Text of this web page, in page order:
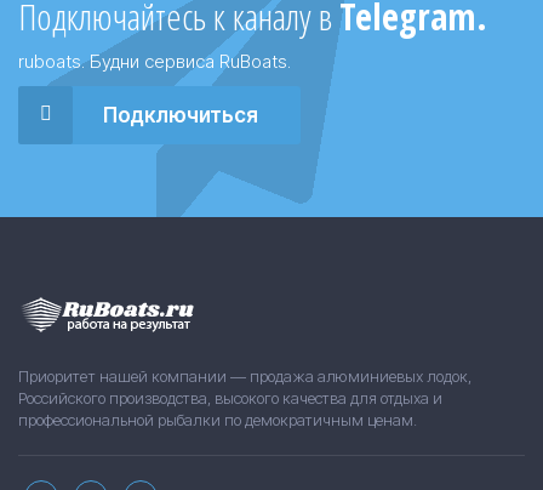
Подключайтесь к каналу вTelegram.
ruboats. Будни сервиса RuBoats.
Подключиться
Приоритет нашей компании — продажа алюминиевых лодок,
Российского производства, высокого качества для отдыха и
профессиональной рыбалки по демократичным ценам.